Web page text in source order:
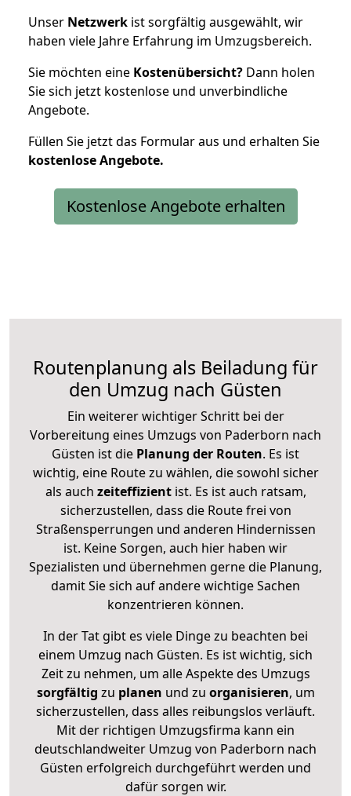
Unser Netzwerk ist sorgfältig ausgewählt, wir
haben viele Jahre Erfahrung im Umzugsbereich.
Sie möchten eine Kostenübersicht? Dann holen
Sie sich jetzt kostenlose und unverbindliche
Angebote.
Füllen Sie jetzt das Formular aus und erhalten Sie
kostenloseAngebote.
Kostenlose Angebote erhalten
Routenplanung als Beiladung für
den Umzug nach Güsten
Ein weiterer wichtiger Schritt bei der
Vorbereitung eines Umzugs von Paderborn nach
Güsten ist die Planung der Routen. Es ist
wichtig, eine Route zu wählen, die sowohl sicher
als auch zeiteffizientist. Es ist auch ratsam,
sicherzustellen, dass die Route frei von
Straßensperrungen und anderen Hindernissen
ist. Keine Sorgen, auch hier haben wir
Spezialisten und übernehmen gerne die Planung,
damit Sie sich auf andere wichtige Sachen
konzentrieren können.
In der Tat gibt es viele Dinge zu beachten bei
einem Umzug nach Güsten. Es ist wichtig, sich
Zeit zu nehmen, um alle Aspekte des Umzugs
sorgfältig zu planen und zu organisieren, um
sicherzustellen, dass alles reibungslos verläuft.
Mit der richtigen Umzugsfirma kann ein
deutschlandweiter Umzug von Paderborn nach
Güsten erfolgreich durchgeführt werden und
dafür sorgen wir.